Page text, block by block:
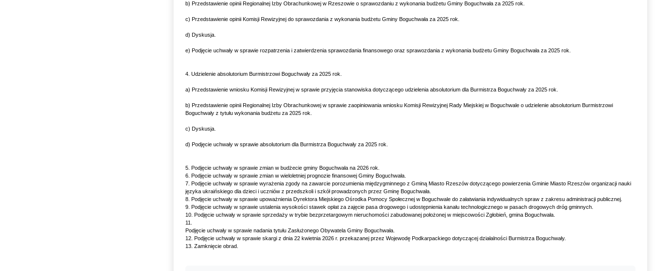
b) Przedstawienie opinii Regionalnej Izby Obrachunkowej w Rzeszowie o sprawozdaniu z wykonania budżetu Gminy Boguchwała za 2025 rok.
c) Przedstawienie opinii Komisji Rewizyjnej do sprawozdania z wykonania budżetu Gminy Boguchwała za 2025 rok.
d) Dyskusja.
e) Podjęcie uchwały w sprawie rozpatrzenia i zatwierdzenia sprawozdania finansowego oraz sprawozdania z wykonania budżetu Gminy Boguchwała za 2025 rok.
4. Udzielenie absolutorium Burmistrzowi Boguchwały za 2025 rok.
a) Przedstawienie wniosku Komisji Rewizyjnej w sprawie przyjęcia stanowiska dotyczącego udzielenia absolutorium dla Burmistrza Boguchwały za 2025 rok.
b) Przedstawienie opinii Regionalnej Izby Obrachunkowej w sprawie zaopiniowania wniosku Komisji Rewizyjnej Rady Miejskiej w Boguchwale o udzielenie absolutorium Burmistrzowi
Boguchwały z tytułu wykonania budżetu za 2025 rok.
c) Dyskusja.
d) Podjęcie uchwały w sprawie absolutorium dla Burmistrza Boguchwały za 2025 rok.
5. Podjęcie uchwały w sprawie zmian w budżecie gminy Boguchwała na 2026 rok.
6. Podjęcie uchwały w sprawie zmian w wieloletniej prognozie finansowej Gminy Boguchwała.
7. Podjęcie uchwały w sprawie wyrażenia zgody na zawarcie porozumienia międzygminnego z Gminą Miasto Rzeszów dotyczącego powierzenia Gminie Miasto Rzeszów organizacji nauki
języka ukraińskiego dla dzieci i uczniów z przedszkoli i szkół prowadzonych przez Gminę Boguchwała.
8. Podjęcie uchwały w sprawie upoważnienia Dyrektora Miejskiego Ośrodka Pomocy Społecznej w Boguchwale do załatwiania indywidualnych spraw z zakresu administracji publicznej.
9. Podjęcie uchwały w sprawie ustalenia wysokości stawek opłat za zajęcie pasa drogowego i udostępnienia kanału technologicznego w pasach drogowych dróg gminnych.
10. Podjęcie uchwały w sprawie sprzedaży w trybie bezprzetargowym nieruchomości zabudowanej położonej w miejscowości Zgłobień, gmina Boguchwała.
11.
Podjęcie uchwały w sprawie nadania tytułu Zasłużonego Obywatela Gminy Boguchwała.
12. Podjęcie uchwały w sprawie skargi z dnia 22 kwietnia 2026 r. przekazanej przez Wojewodę Podkarpackiego dotyczącej działalności Burmistrza Boguchwały.
13. Zamknięcie obrad.